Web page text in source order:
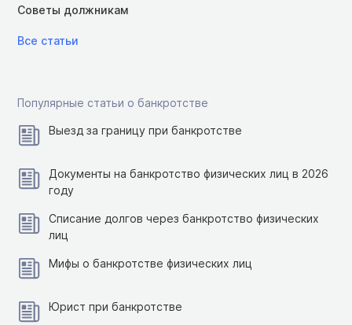
Советы должникам
Все статьи
Популярные статьи о банкротстве
Выезд за границу при банкротстве
Документы на банкротство физических лиц в 2026
году
Списание долгов через банкротство физических
лиц
Мифы о банкротстве физических лиц
Юрист при банкротстве